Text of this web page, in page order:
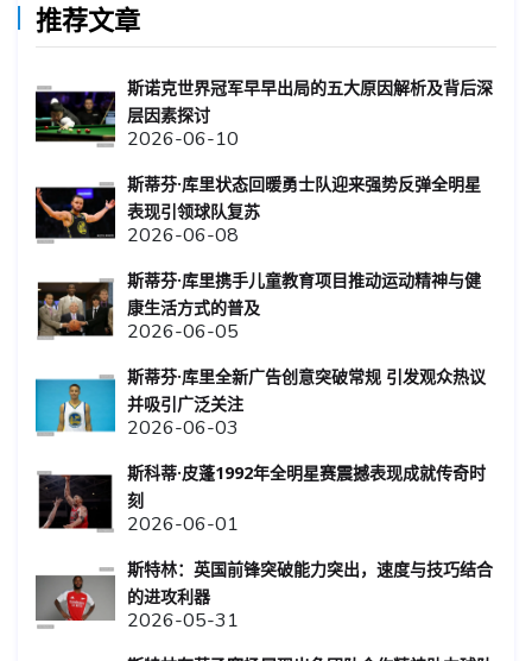
推荐文章
斯诺克世界冠军早早出局的五大原因解析及背后深
层因素探讨
2026-06-10
斯蒂芬·库里状态回暖勇士队迎来强势反弹全明星
表现引领球队复苏
2026-06-08
斯蒂芬·库里携手儿童教育项目推动运动精神与健
康生活方式的普及
2026-06-05
斯蒂芬·库里全新广告创意突破常规 引发观众热议
并吸引广泛关注
2026-06-03
斯科蒂·皮蓬1992年全明星赛震撼表现成就传奇时
刻
2026-06-01
斯特林：英国前锋突破能力突出，速度与技巧结合
的进攻利器
2026-05-31